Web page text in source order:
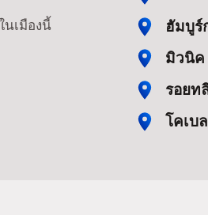
เมืองนี้
ฮัมบูร์
มิวนิค
รอยท
โคเบ